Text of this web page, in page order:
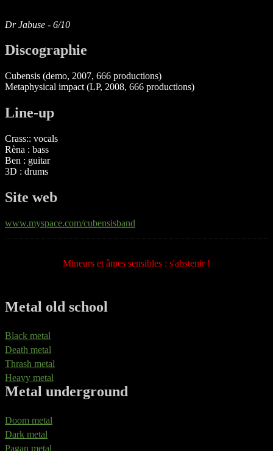
Dr Jabuse - 6/10
Discographie
Cubensis (demo, 2007, 666 productions)
Metaphysical impact (LP, 2008, 666 productions)
Line-up
Crass:: vocals
Rèna : bass
Ben : guitar
3D : drums
Site web
www.myspace.com/cubensisband
Mineurs et âmes sensibles : s'abstenir !
Metal old school
Black metal
Death metal
Thrash metal
Heavy metal
Metal underground
Doom metal
Dark metal
Pagan metal